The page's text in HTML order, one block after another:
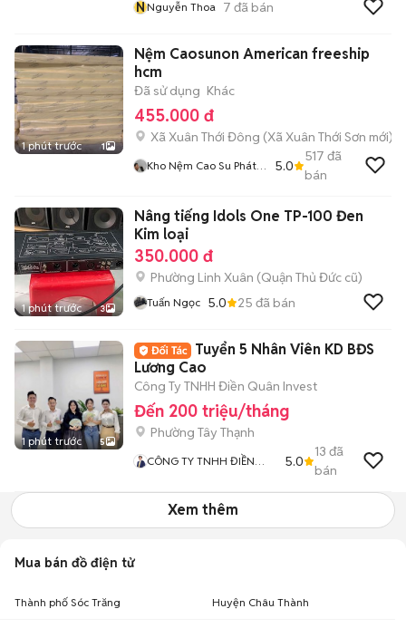
NNguyễn Thoa 7 đã bán
1 phút trước 1
Nệm Caosunon American freeship
hcm
Đã sử dụng Khác
455.000 đ
Xã Xuân Thới Đông (Xã Xuân Thới Sơn mới)
Kho Nệm Cao Su Phát
5.0
517 đã
bán
1 phút trước 3
Nâng tiếng Idols One TP-100 Đen
Kim loại
350.000 đ
Phường Linh Xuân (Quận Thủ Đức cũ)
Tuấn Ngọc 5.0 25 đã bán
1 phút trước 5
Tuyển 5 Nhân Viên KD BĐS
Lương Cao
Công Ty TNHH Điền Quân Invest
Đến 200 triệu/tháng
Phường Tây Thạnh
CÔNG TY TNHH ĐIỀN
5.0
13 đã
bán
Xem thêm
Mua bán đồ điện tử
Thành phố Sóc Trăng Huyện Châu Thành